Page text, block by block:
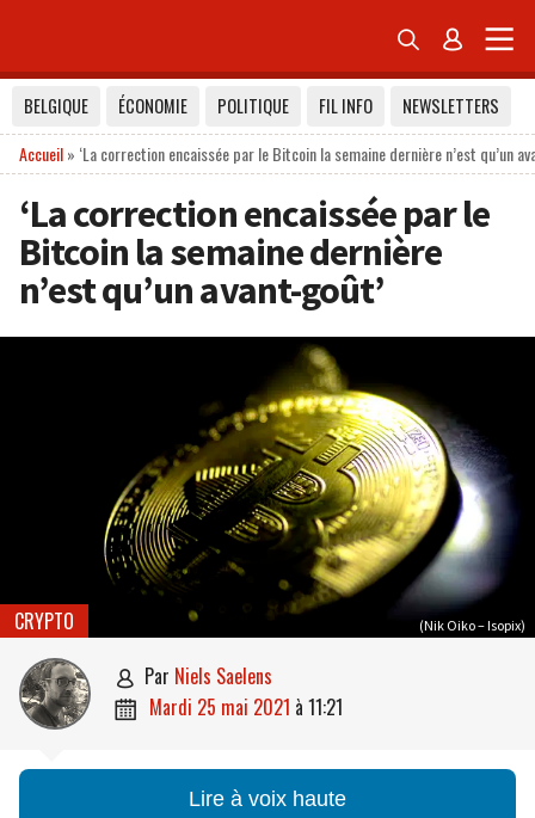
 
BELGIQUE ÉCONOMIE POLITIQUE FIL INFO
NEWSLETTERS
Accueil» ‘La correction encaissée par le Bitcoin la semaine dernière n’est qu’un
‘La correction encaissée par le
Bitcoin la semaine dernière
n’est qu’un avant-goût’
(Nik Oiko – Isopix)
CRYPTO
 par Niels Saelens
 mardi 25 mai 2021 à 11:21
Lire à voix haute